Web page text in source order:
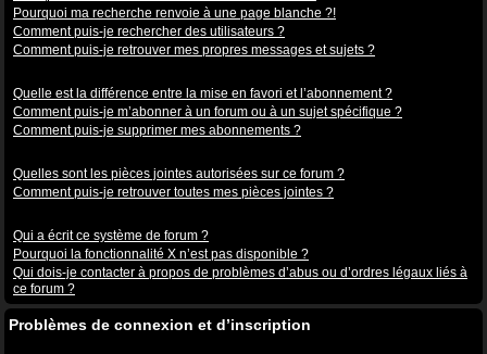
Pourquoi ma recherche renvoie à une page blanche ?!
Comment puis-je rechercher des utilisateurs ?
Comment puis-je retrouver mes propres messages et sujets ?
Quelle est la différence entre la mise en favori et l’abonnement ?
Comment puis-je m’abonner à un forum ou à un sujet spécifique ?
Comment puis-je supprimer mes abonnements ?
Quelles sont les pièces jointes autorisées sur ce forum ?
Comment puis-je retrouver toutes mes pièces jointes ?
Qui a écrit ce système de forum ?
Pourquoi la fonctionnalité X n’est pas disponible ?
Qui dois-je contacter à propos de problèmes d’abus ou d’ordres légaux liés à
ce forum ?
Problèmes de connexion et d’inscription